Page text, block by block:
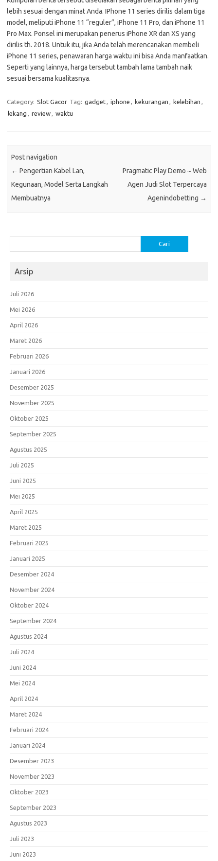
lebih sesuai dengan minat Anda. IPhone 11 series dirilis dalam tiga
model, meliputi iPhone 11 “reguler”, iPhone 11 Pro, dan iPhone 11
Pro Max. Ponsel ini merupakan penerus iPhone XR dan XS yang
dirilis th. 2018. Untuk itu, jika Anda telah merencanakan membeli
iPhone 11 series, penawaran harga waktu ini bisa Anda manfaatkan.
Seperti yang lainnya, harga tersebut tambah lama tambah naik
sesuai bersama kualitasnya.
Category: Slot Gacor Tag: gadget, iphone , kekurangan , kelebihan ,
lekang , review, waktu
Post navigation
← Pengertian Kabel Lan,
Kegunaan, Model Serta Langkah
Membuatnya
Pragmatic Play Demo ~ Web
Agen Judi Slot Terpercaya
Agenindobetting →
untuk:
Arsip
Juli 2026
Mei 2026
April 2026
Maret 2026
Februari 2026
Januari 2026
Desember 2025
November 2025
Oktober 2025
September 2025
Agustus 2025
Juli 2025
Juni 2025
Mei 2025
April 2025
Maret 2025
Februari 2025
Januari 2025
Desember 2024
November 2024
Oktober 2024
September 2024
Agustus 2024
Juli 2024
Juni 2024
Mei 2024
April 2024
Maret 2024
Februari 2024
Januari 2024
Desember 2023
November 2023
Oktober 2023
September 2023
Agustus 2023
Juli 2023
Juni 2023